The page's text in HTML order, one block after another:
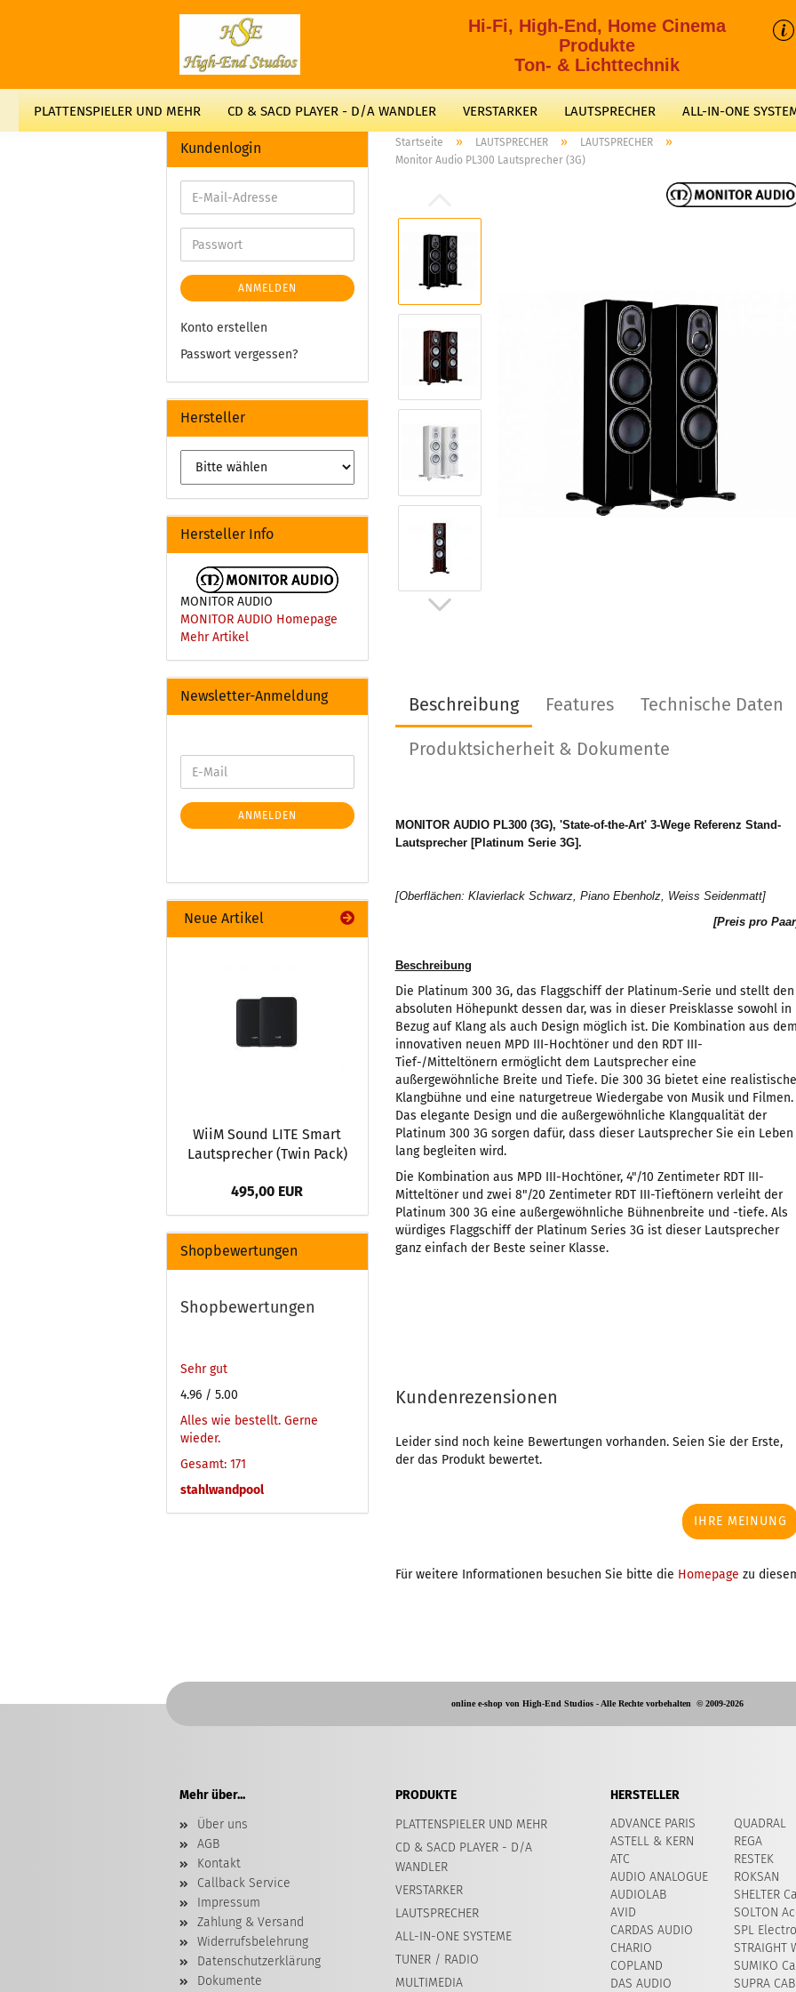
Hi-Fi, High-End, Home Cinema
Produkte
Ton- & Lichttechnik
PLATTENSPIELER UND MEHR CD & SACD PLAYER - D/A WANDLER VERSTARKER LAUTSPRECHER ALL-IN-ONE
Startseite » LAUTSPRECHER » LAUTSPRECHER »
Monitor Audio PL300 Lautsprecher (3G)
Beschreibung Features Technische Daten
Produktsicherheit & Dokumente
MONITOR AUDIO PL300 (3G), 'State-of-the-Art' 3-Wege Referenz Stand-
Lautsprecher [Platinum Serie 3G].
[Oberflächen: Klavierlack Schwarz, Piano Ebenholz, Weiss Seidenmatt]
[Preis pro
Beschreibung
Die Platinum 300 3G, das Flaggschiff der Platinum-Serie und stellt den
absoluten Höhepunkt dessen dar, was in dieser Preisklasse sowohl in
Bezug auf Klang als auch Design möglich ist. Die Kombination aus dem
innovativen neuen MPD III-Hochtöner und den RDT III-
Tief-/Mitteltönern ermöglicht dem Lautsprecher eine
außergewöhnliche Breite und Tiefe. Die 300 3G bietet eine realistische
Klangbühne und eine naturgetreue Wiedergabe von Musik und Filmen.
Das elegante Design und die außergewöhnliche Klangqualität der
Platinum 300 3G sorgen dafür, dass dieser Lautsprecher Sie ein Leben
lang begleiten wird.
Die Kombination aus MPD III-Hochtöner, 4"/10 Zentimeter RDT III-
Mitteltöner und zwei 8"/20 Zentimeter RDT III-Tieftönern verleiht der
Platinum 300 3G eine außergewöhnliche Bühnenbreite und -tiefe. Als
würdiges Flaggschiff der Platinum Series 3G ist dieser Lautsprecher
ganz einfach der Beste seiner Klasse.
Kundenrezensionen
Leider sind noch keine Bewertungen vorhanden. Seien Sie der Erste,
der das Produkt bewertet.
IHRE MEINUNG
Für weitere Informationen besuchen Sie bitte die Homepage zu
Kundenlogin
ANMELDEN
Konto erstellen
Passwort vergessen?
Hersteller
Hersteller Info
MONITOR AUDIO
MONITOR AUDIO Homepage
Mehr Artikel
Newsletter-Anmeldung
ANMELDEN
Neue Artikel
WiiM Sound LITE Smart
Lautsprecher (Twin Pack)
495,00 EUR
Shopbewertungen
Shopbewertungen
Sehr gut
4.96 / 5.00
Alles wie bestellt. Gerne
wieder.
Gesamt: 171
stahlwandpool
online e-shop von High-End Studios - Alle Rechte vorbehalten © 2009-2026
Mehr über...
Über uns
AGB
Kontakt
Callback Service
Impressum
Zahlung & Versand
Widerrufsbelehrung
Datenschutzerklärung
Dokumente
PRODUKTE
PLATTENSPIELER UND MEHR
CD & SACD PLAYER - D/A
WANDLER
VERSTARKER
LAUTSPRECHER
ALL-IN-ONE SYSTEME
TUNER / RADIO
MULTIMEDIA
HERSTELLER
ADVANCE PARIS
ASTELL & KERN
ATC
AUDIO ANALOGUE
AUDIOLAB
AVID
CARDAS AUDIO
CHARIO
COPLAND
DAS AUDIO
QUADRAL
REGA
RESTEK
ROKSAN
SHELTER
SOLTON
SPL
STRAIGHT
SUMIKO
SUPRA